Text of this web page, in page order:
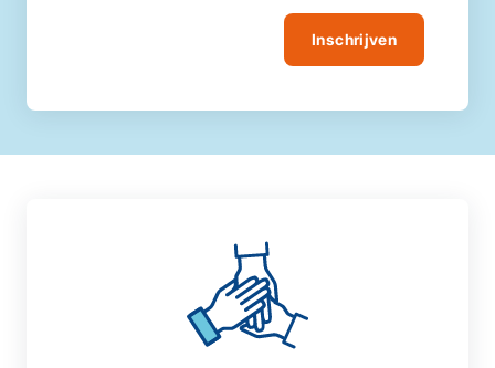
Inschrijven